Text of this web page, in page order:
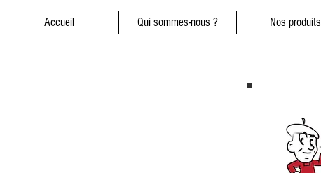
Accueil Qui sommes-nous ? Nos produits